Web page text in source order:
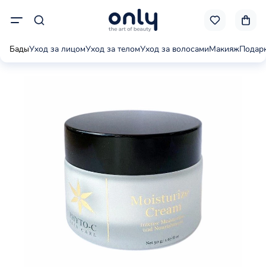
БадыУход за лицомУход за теломУход за волосамиМакияж